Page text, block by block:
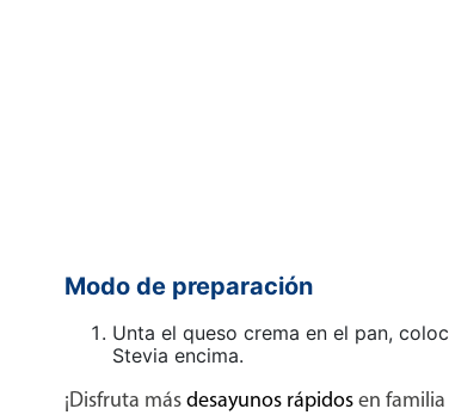
Modo de preparación
Unta el queso crema en el pan,
Stevia encima.
¡Disfruta más desayunos rápidosen familia